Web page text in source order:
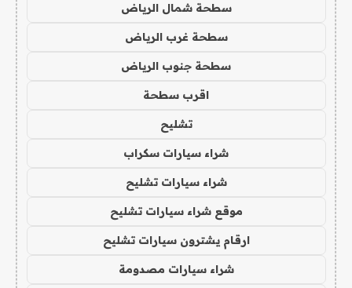
سطحة شمال الرياض
سطحة غرب الرياض
سطحة جنوب الرياض
اقرب سطحة
تشليح
شراء سيارات سكراب
شراء سيارات تشليح
موقع شراء سيارات تشليح
ارقام يشترون سيارات تشليح
شراء سيارات مصدومة